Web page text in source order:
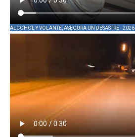
ALCOHOL Y VOLANTE, ASEGURA UN DESASTRE - 2026